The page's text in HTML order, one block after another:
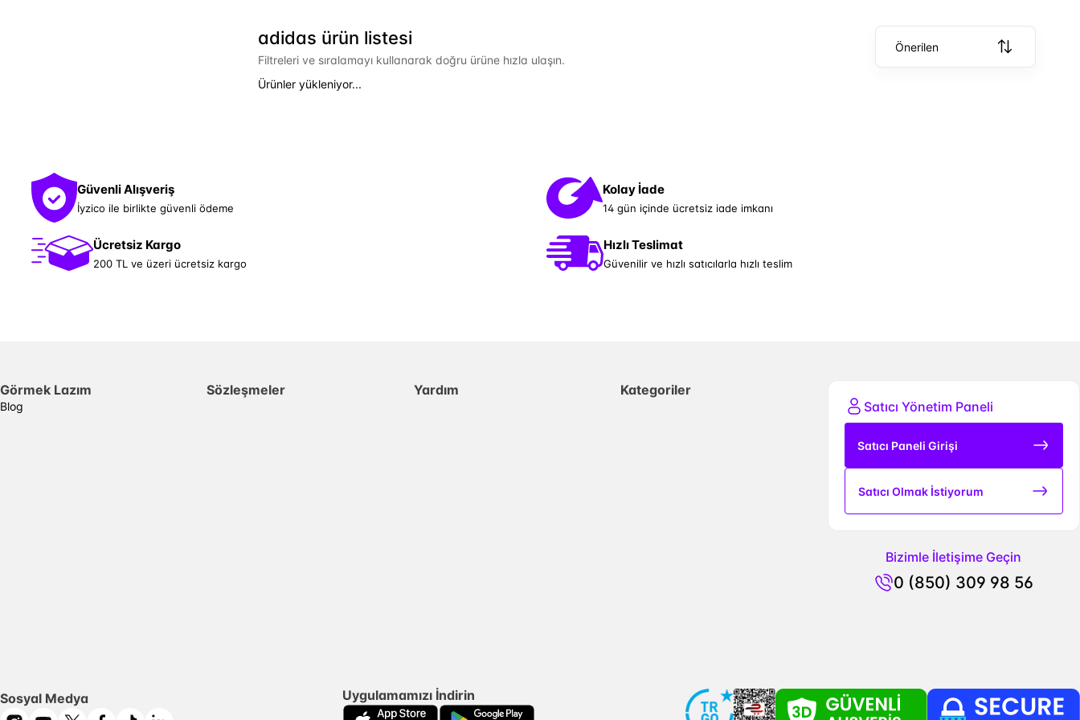
adidas ürün listesi
Filtreleri ve sıralamayı kullanarak doğru ürüne hızla ulaşın.
Önerilen
Ürünler yükleniyor...
Güvenli Alışveriş
İyzico ile birlikte güvenli ödeme
Kolay İade
14 gün içinde ücretsiz iade imkanı
Ücretsiz Kargo
200 TL ve üzeri ücretsiz kargo
Hızlı Teslimat
Güvenilir ve hızlı satıcılarla hızlı teslim
Görmek Lazım
Blog
Sözleşmeler Yardım
Kategoriler
Satıcı Yönetim Paneli
Satıcı Paneli Girişi
Satıcı Olmak İstiyorum
Bizimle İletişime Geçin
0 (850) 309 98 56
Sosyal Medya Uygulamamızı İndirin